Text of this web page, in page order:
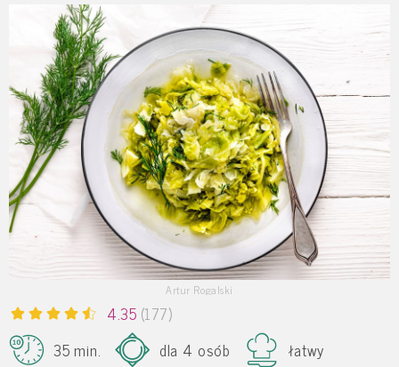
Artur Rogalski
4.35 (177)
35 min.
dla 4 osób łatwy